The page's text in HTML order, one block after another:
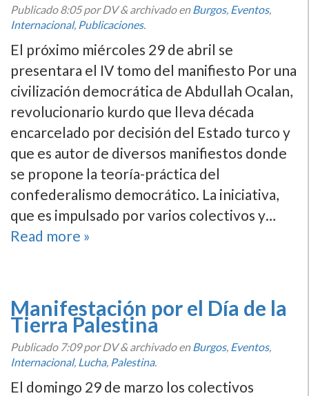
Publicado8:05por DV&archivado enBurgos, Eventos,
Internacional, Publicaciones.
El próximo miércoles 29 de abril se
presentara el IV tomo del manifiesto Por una
civilización democrática de Abdullah Ocalan,
revolucionario kurdo que lleva década
encarcelado por decisión del Estado turco y
que es autor de diversos manifiestos donde
se propone la teoría-práctica del
confederalismo democrático. La iniciativa,
que es impulsado por varios colectivos y…
Read more »
Manifestación por el Día de la
Tierra Palestina
Publicado 7:09por DV&archivado enBurgos, Eventos,
Internacional, Lucha, Palestina.
El domingo 29 de marzo los colectivos